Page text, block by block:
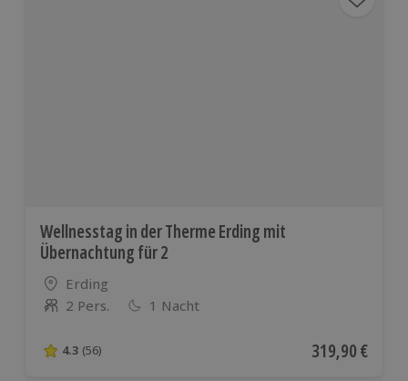
Wellnesstag in der Therme Erding mit
Übernachtung für 2
Standort
Erding
Anzahl der Teilnehmer
2 Pers. 1 Nacht
4.3 von 5 Sternen basierend auf 56 Bewertungen
4.3 (56) Aktueller Preis
319,90 €